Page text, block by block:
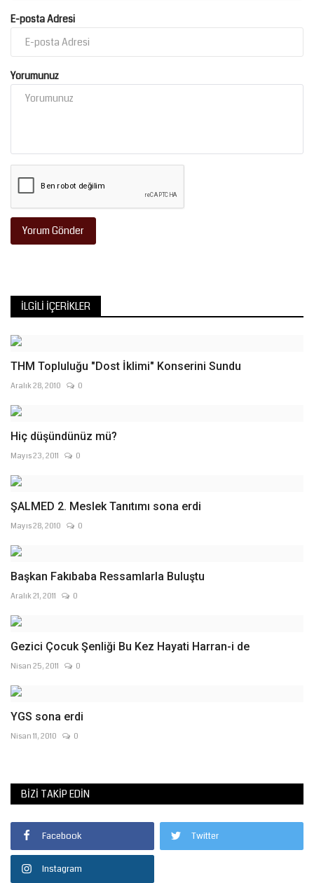
E-posta Adresi
Yorumunuz
Yorum Gönder
İLGILI İÇERIKLER
THM Topluluğu "Dost İklimi" Konserini Sundu
Aralık 28, 2010 0
Hiç düşündünüz mü?
Mayıs 23, 2011 0
ŞALMED 2. Meslek Tanıtımı sona erdi
Mayıs 28, 2010 0
Başkan Fakıbaba Ressamlarla Buluştu
Aralık 21, 2011 0
Nisan 25, 2011 0
YGS sona erdi
Nisan 11, 2010 0
BIZI TAKIP EDIN
Facebook Twitter
Instagram